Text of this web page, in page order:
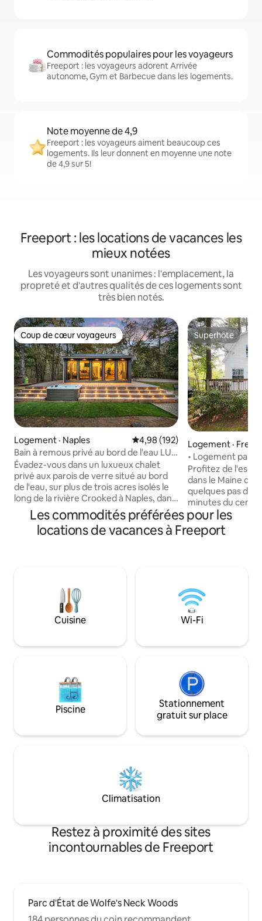
Commodités populaires pour les voyageurs
Freeport : les voyageurs adorent Arrivée
autonome, Gym et Barbecue dans les logements.
Note moyenne de 4,9
Freeport : les voyageurs aiment beaucoup ces
logements. Ils leur donnent en moyenne une note
de 4,9 sur 5!
Freeport : les locations de vacances les
mieux notées
Les voyageurs sont unanimes : l'emplacement, la
propreté et d'autres qualités de ces logements sont
très bien notés.
Coup de cœur voyageurs
Coup de cœur voyageurs
Logement · Naples Note moyenne de 4,98 sur 5,
4,98 (192)
Bain à remous privé au bord de l'eau LUX
Designer - Isolé
Évadez-vous dans un luxueux chalet
privé aux parois de verre situé au bord
de l'eau, sur plus de trois acres isolés le
long de la rivière Crooked à Naples, dans
le Maine. La rivière fait le tour de la
propriété, ce qui offre une intimité
totale, votre propre plage de sable, un
extérieure, dans les hamacs ou près du
foyer vitré. Salle de bain de luxe avec
plancher chauffant et immense douche
à l'italienne avec fenêtre panoramique.
bienvenus. Retraite parfaite et
Superhôte
Superhôte
Logement ·
• Logement
deux chambres à
l’océan •
Profitez de
dans le Maine
quelques pas de
minutes du
possibilités sont
au bord de l'eau,
Wolfe's Neck,
Lumineuse,
cette maison est
journées à la
homard, le
amis.
Les commodités préférées pour les
locations de vacances à Freeport
Cuisine Wi-Fi
Piscine
Stationnement
gratuit sur place
Climatisation
Restez à proximité des sites
incontournables de Freeport
Parc d'État de Wolfe's Neck Woods